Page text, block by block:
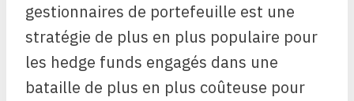
gestionnaires de portefeuille est une
stratégie de plus en plus populaire pour
les hedge funds engagés dans une
bataille de plus en plus coûteuse pour